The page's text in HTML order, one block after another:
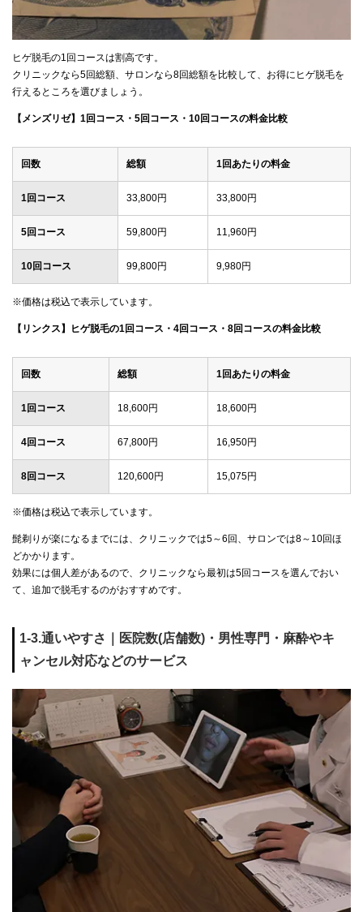
ヒゲ脱毛の1回コースは割高です。
クリニックなら5回総額、サロンなら8回総額を比較して、お得にヒゲ脱毛を
行えるところを選びましょう。
【メンズリゼ】1回コース・5回コース・10回コースの料金比較
回数 総額 1回あたりの料金
1回コース 33,800円 33,800円
5回コース 59,800円 11,960円
10回コース 99,800円 9,980円
※価格は税込で表示しています。
【リンクス】ヒゲ脱毛の1回コース・4回コース・8回コースの料金比較
回数 総額 1回あたりの料金
1回コース 18,600円 18,600円
4回コース 67,800円 16,950円
8回コース 120,600円 15,075円
※価格は税込で表示しています。
髭剃りが楽になるまでには、クリニックでは5～6回、サロンでは8～10回ほ
どかかります。
効果には個人差があるので、クリニックなら最初は5回コースを選んでおい
て、追加で脱毛するのがおすすめです。
1-3.通いやすさ｜医院数(店舗数)・男性専門・麻酔やキ
ャンセル対応などのサービス